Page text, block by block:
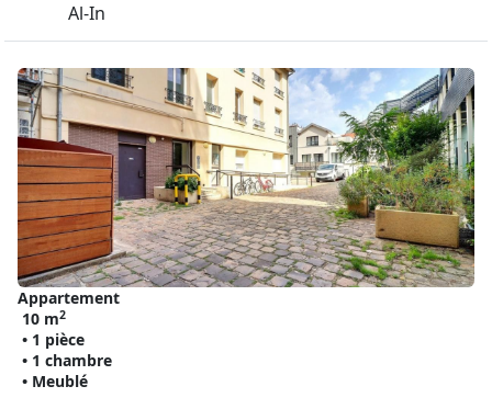
Al-In
Appartement
10 m2
• 1 pièce
• 1 chambre
• Meublé